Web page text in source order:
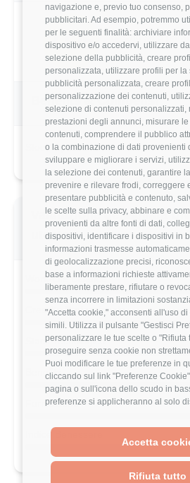
navigazione e, previo tuo consenso,
pubblicitari. Ad esempio, potremmo
per le seguenti finalità: archiviare
dispositivo e/o accedervi, utilizzare
selezione della pubblicità, creare
personalizzata, utilizzare profili per la
pubblicità personalizzata, creare
personalizzazione dei contenuti,
selezione di contenuti personalizzati,
prestazioni degli annunci, misurare
contenuti, comprendere il pubblico
o la combinazione di dati provenienti
sviluppare e migliorare i servizi,
la selezione dei contenuti, garantire
prevenire e rilevare frodi, correggere
presentare pubblicità e contenuto,
le scelte sulla privacy, abbinare e
provenienti da altre fonti di dati,
dispositivi, identificare i dispositivi in
informazioni trasmesse
di geolocalizzazione precisi,
base a informazioni richieste
liberamente prestare, rifiutare o
senza incorrere in limitazioni
"Accetta cookie," acconsenti all'uso
simili. Utilizza il pulsante "Gestisci
personalizzare le tue scelte o "Rifiuta
proseguire senza cookie non
Puoi modificare le tue preferenze in
cliccando sul link "Preferenze
pagina o sull'icona dello scudo in
preferenze si applicheranno al solo
Accetta
Rifiuta tutto
3.6/5 Basato su 5
Benefits & Compensi
Stock Options
Valutazione dettagliata
utente
Work-Life Balance
Crescita Professionale
Stack Tecnologico
Benefits
Formazione
Indice Benessere